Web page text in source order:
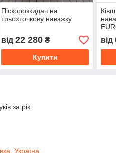
Піскорозкидач на
трьохточкову наважку
від 22 280₴
Купити
від
за рік
Україна